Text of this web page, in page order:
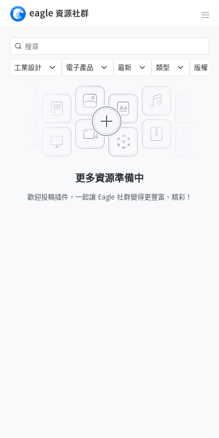
工業設計 電子產品 最新 類型 版權
更多資源準備中
歡迎投稿插件，一起讓 Eagle 社群變得更豐富、精彩！